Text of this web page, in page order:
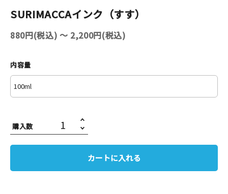
はんこ
雑貨
本
文房具
台湾グッズ
SURIMACCAインク（すす）
880円(税込) 〜 2,200円(税込)
内容量
購入数
カートに入れる